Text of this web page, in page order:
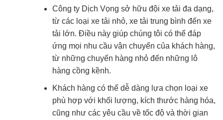
Công ty Dịch Vọng sở hữu đội xe tải đa dạng,
từ các loại xe tải nhỏ, xe tải trung bình đến xe
tải lớn. Điều này giúp chúng tôi có thể đáp
ứng mọi nhu cầu vận chuyển của khách hàng,
từ những chuyến hàng nhỏ đến những lô
hàng cồng kềnh.
Khách hàng có thể dễ dàng lựa chọn loại xe
phù hợp với khối lượng, kích thước hàng hóa,
cũng như các yêu cầu về tốc độ và thời gian